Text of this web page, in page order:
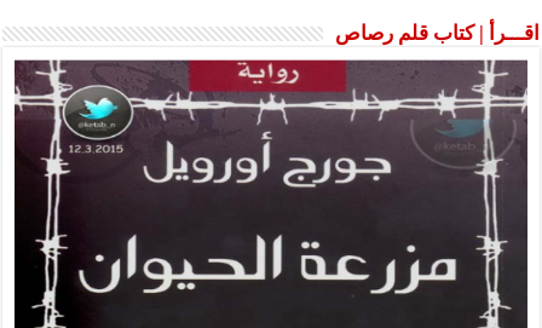
اقـــرأ | كتاب قلم رصاص